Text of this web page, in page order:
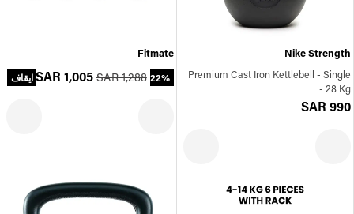
Nike Strength
Premium Cast Iron Kettlebell - Single
- 28 Kg
SAR 990
Fitmate
SAR 1,005 SAR 1,288 22% ايقاف